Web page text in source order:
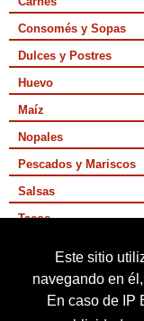
Este sitio
navegando en
En caso de IP
Consomés y Sopas
Dulces y Postres
Huevo
Maíz
Nopales
Pescados y Mariscos
Salsas
Tacos
Vegetarianas